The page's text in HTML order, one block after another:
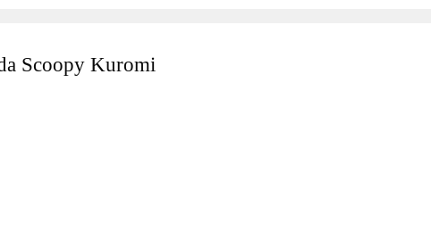
Scoopy Kuromi